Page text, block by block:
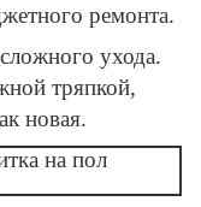
ремонта.
ухода.
тряпкой,
новая.